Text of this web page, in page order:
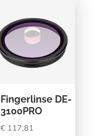
Fingerlinse DE-
3100PRO
€ 117,81